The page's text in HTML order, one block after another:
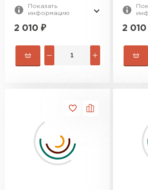
Показать
информацию
2 010 ₽ 2 010
Утеплитель Paroc
Утеплитель